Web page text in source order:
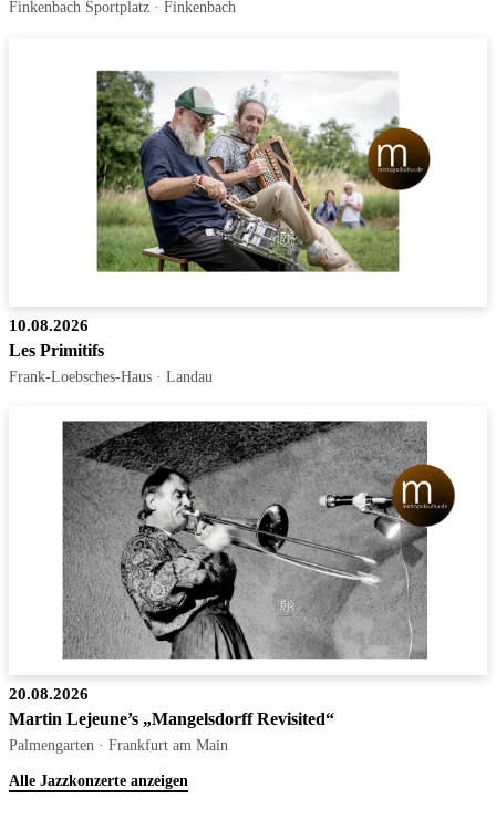
Finkenbach Sportplatz · Finkenbach
10.08.2026
Les Primitifs
Frank-Loebsches-Haus · Landau
20.08.2026
Martin Lejeune’s „Mangelsdorff Revisited“
Palmengarten · Frankfurt am Main
Alle Jazzkonzerte anzeigen